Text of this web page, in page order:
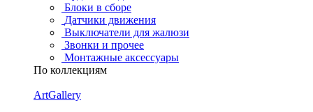
Блоки в сборе
Датчики движения
Выключатели для жалюзи
Звонки и прочее
Монтажные аксессуары
По коллекциям
ArtGallery